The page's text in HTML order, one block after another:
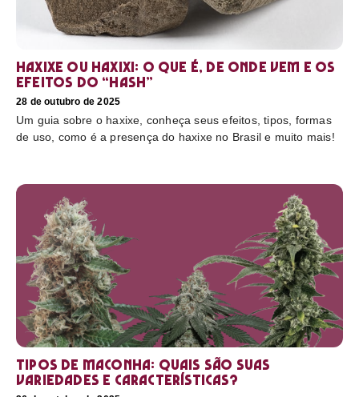
Haxixe ou Haxixi: o que é, de onde vem e os
efeitos do “hash”
28 de outubro de 2025
Um guia sobre o haxixe, conheça seus efeitos, tipos, formas
de uso, como é a presença do haxixe no Brasil e muito mais!
Tipos de maconha: quais são suas
variedades e características?